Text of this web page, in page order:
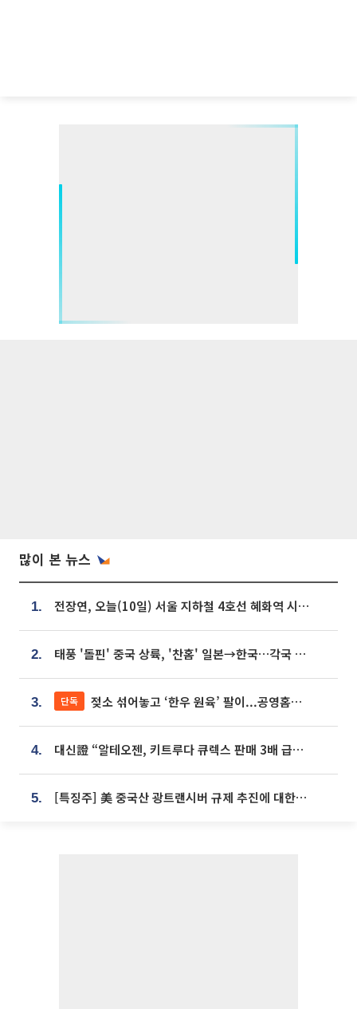
많이 본 뉴스
1. 전장연, 오늘(10일) 서울 지하철 4호선 혜화역 시위…1호선 용산역 무정차
2. 태풍 '돌핀' 중국 상륙, '찬홈' 일본→한국…각국 기상청 예상 경로는?
3. 단독 젖소 섞어놓고 ‘한우 원육’ 팔이...공영홈쇼핑 표기·검증 구멍
4. 대신證 “알테오젠, 키트루다 큐렉스 판매 3배 급증…목표가 41만원 상향”
5. [특징주] 美 중국산 광트랜시버 규제 추진에 대한광통신 등 광통신株 강세